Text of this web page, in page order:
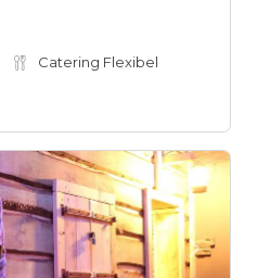
Catering Flexibel